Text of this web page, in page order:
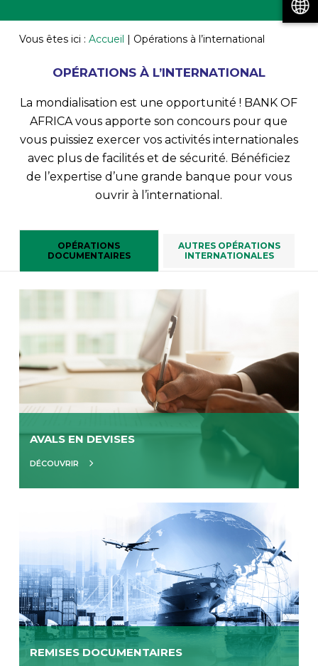
Vous êtes ici : Accueil | Opérations à l’international
OPÉRATIONS À L’INTERNATIONAL
La mondialisation est une opportunité ! BANK OF
AFRICA vous apporte son concours pour que
vous puissiez exercer vos activités internationales
avec plus de facilités et de sécurité. Bénéficiez
de l’expertise d’une grande banque pour vous
ouvrir à l’international.
OPÉRATIONS
DOCUMENTAIRES
AUTRES OPÉRATIONS
INTERNATIONALES
AVALS EN DEVISES
DÉCOUVRIR
REMISES DOCUMENTAIRES